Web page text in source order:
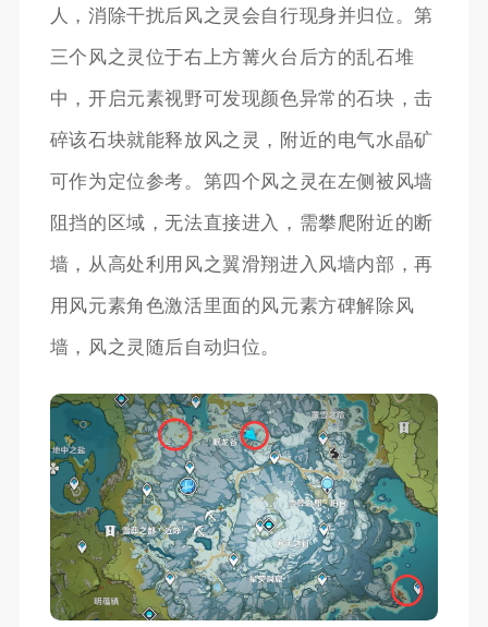
人，消除干扰后风之灵会自行现身并归位。第
三个风之灵位于右上方篝火台后方的乱石堆
中，开启元素视野可发现颜色异常的石块，击
碎该石块就能释放风之灵，附近的电气水晶矿
可作为定位参考。第四个风之灵在左侧被风墙
阻挡的区域，无法直接进入，需攀爬附近的断
墙，从高处利用风之翼滑翔进入风墙内部，再
用风元素角色激活里面的风元素方碑解除风
墙，风之灵随后自动归位。